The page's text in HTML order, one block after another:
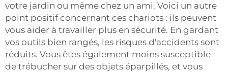
votre jardin ou même chez un ami. Voici un autre
point positif concernant ces chariots : ils peuvent
vous aider à travailler plus en sécurité. En gardant
vos outils bien rangés, les risques d'accidents sont
réduits. Vous êtes également moins susceptible
de trébucher sur des objets éparpillés, et vous